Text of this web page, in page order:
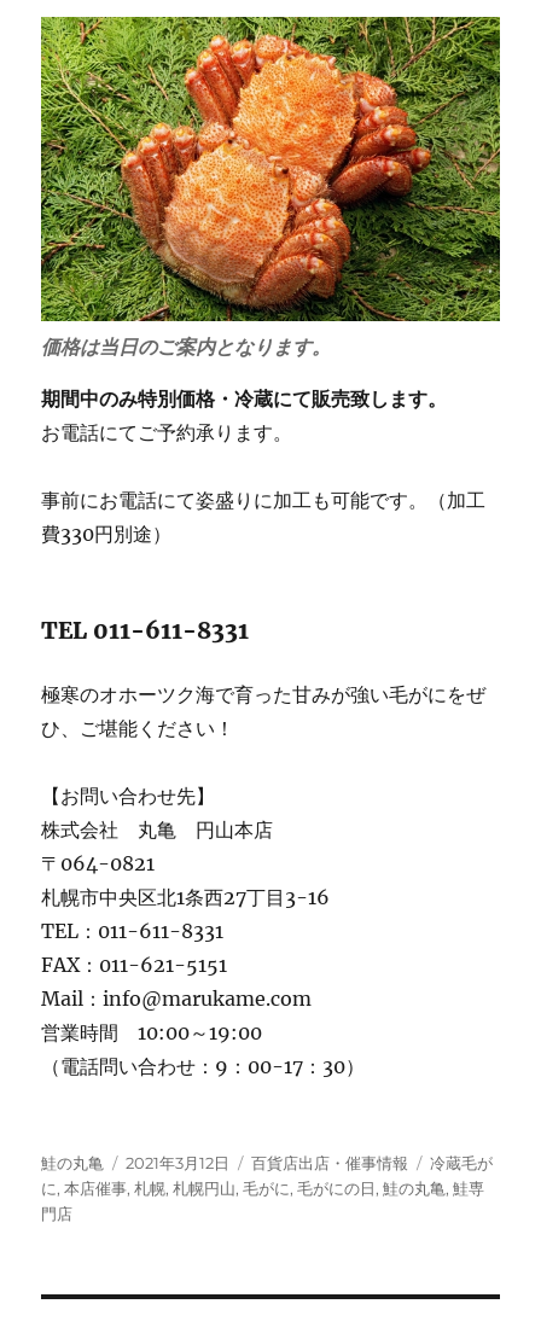
価格は当日のご案内となります。
期間中のみ特別価格・冷蔵にて販売致します。
お電話にてご予約承ります。
事前にお電話にて姿盛りに加工も可能です。（加工
費330円別途）
TEL 011-611-8331
極寒のオホーツク海で育った甘みが強い毛がにをぜ
ひ、ご堪能ください！
【お問い合わせ先】
株式会社 丸亀 円山本店
〒064-0821
札幌市中央区北1条西27丁目3-16
TEL：011-611-8331
FAX：011-621-5151
Mail：info@marukame.com
営業時間 10:00～19:00
（電話問い合わせ：9：00-17：30）
投
稿
者
鮭の丸亀
投
稿
2021年3月12日
カ
テ
百貨店出店・催事情報
タ
グ
冷蔵毛が
に,本店催事,札幌,札幌円山,毛がに,毛がにの日,鮭の丸亀,鮭専
門店